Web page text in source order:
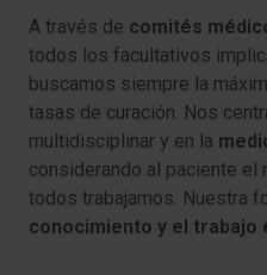
A través de comités
todos los facultativos
buscamos siempre la
tasas de curación. Nos
multidisciplinar y en la
considerando al paciente el
todos trabajamos. Nuestra
conocimiento y el trabajo